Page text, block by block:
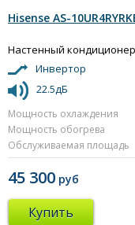
Hisense AS-
Настенный кондиционер
Инвертор
22.5дБ
Мощность охлаждения
Мощность обогрева
Обслуживаемая площадь
45 300 руб
Купить